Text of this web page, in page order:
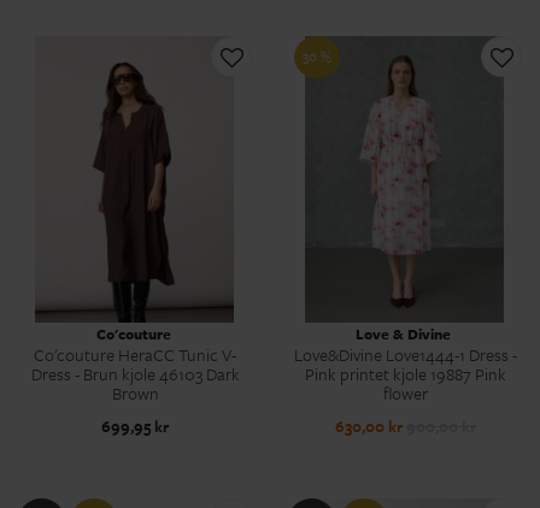
Co'couture
Co'couture HeraCC Tunic V-
Dress - Brun kjole 46103 Dark
Brown
699,95 kr
30 %
Love & Divine
Love&Divine Love1444-1 Dress -
Pink printet kjole 19887 Pink
flower
630,00 kr